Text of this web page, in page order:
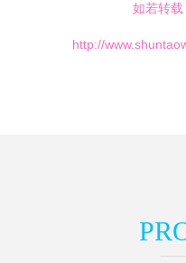
如若转载
http://